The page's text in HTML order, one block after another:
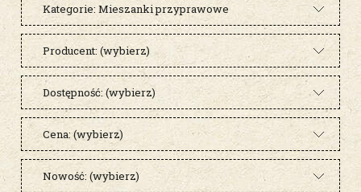
Kategorie: Mieszanki przyprawowe
Producent: (wybierz)
Dostępność: (wybierz)
Cena: (wybierz)
Nowość: (wybierz)